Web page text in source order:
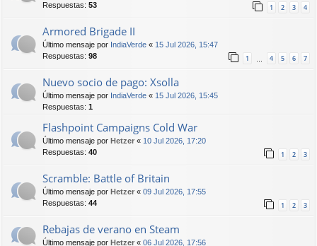
Respuestas: 53 1 2 3 4
Armored Brigade II
Último mensaje por IndiaVerde « 15 Jul 2026, 15:47
Respuestas: 98 1 … 4 5 6 7
Nuevo socio de pago: Xsolla
Último mensaje por IndiaVerde « 15 Jul 2026, 15:45
Respuestas: 1
Flashpoint Campaigns Cold War
Último mensaje por Hetzer « 10 Jul 2026, 17:20
Respuestas: 40 1 2 3
Scramble: Battle of Britain
Último mensaje por Hetzer « 09 Jul 2026, 17:55
Respuestas: 44 1 2 3
Rebajas de verano en Steam
Último mensaje por Hetzer « 06 Jul 2026, 17:56